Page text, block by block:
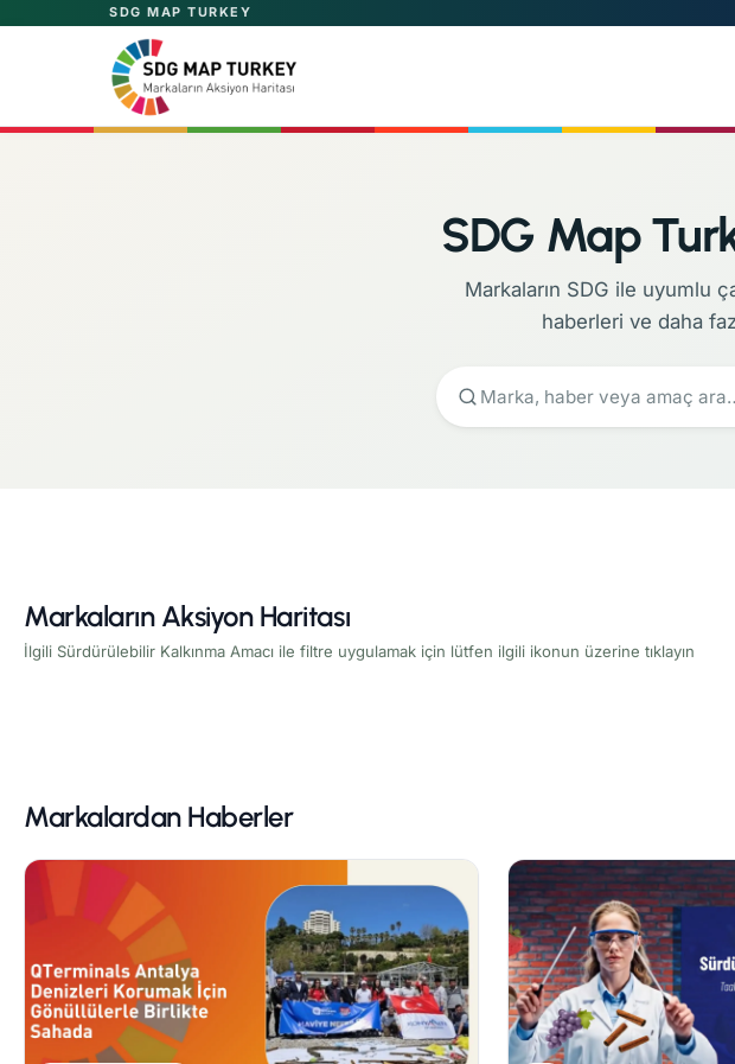
SDG MAP TURKEY
SDG Map
Markaların SDG ile uyumlu
haberleri ve daha
Markaların Aksiyon Haritası
İlgili Sürdürülebilir Kalkınma Amacı ile filtre uygulamak için lütfen ilgili ikonun üzerine tıklayın
Markalardan Haberler